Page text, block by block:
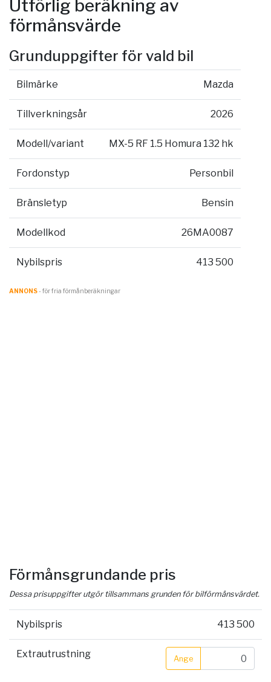
Utförlig beräkning av
förmånsvärde
Grunduppgifter för vald bil
Bilmärke Mazda
Tillverkningsår 2026
Modell/variant MX-5 RF 1.5 Homura 132 hk
Fordonstyp Personbil
Bränsletyp Bensin
Modellkod 26MA0087
Nybilspris 413 500
ANNONS- för fria förmånberäkningar
Förmånsgrundande pris
Dessa prisuppgifter utgör tillsammans grunden för bilförmånsvärdet.
Nybilspris 413 500
Extrautrustning Ange